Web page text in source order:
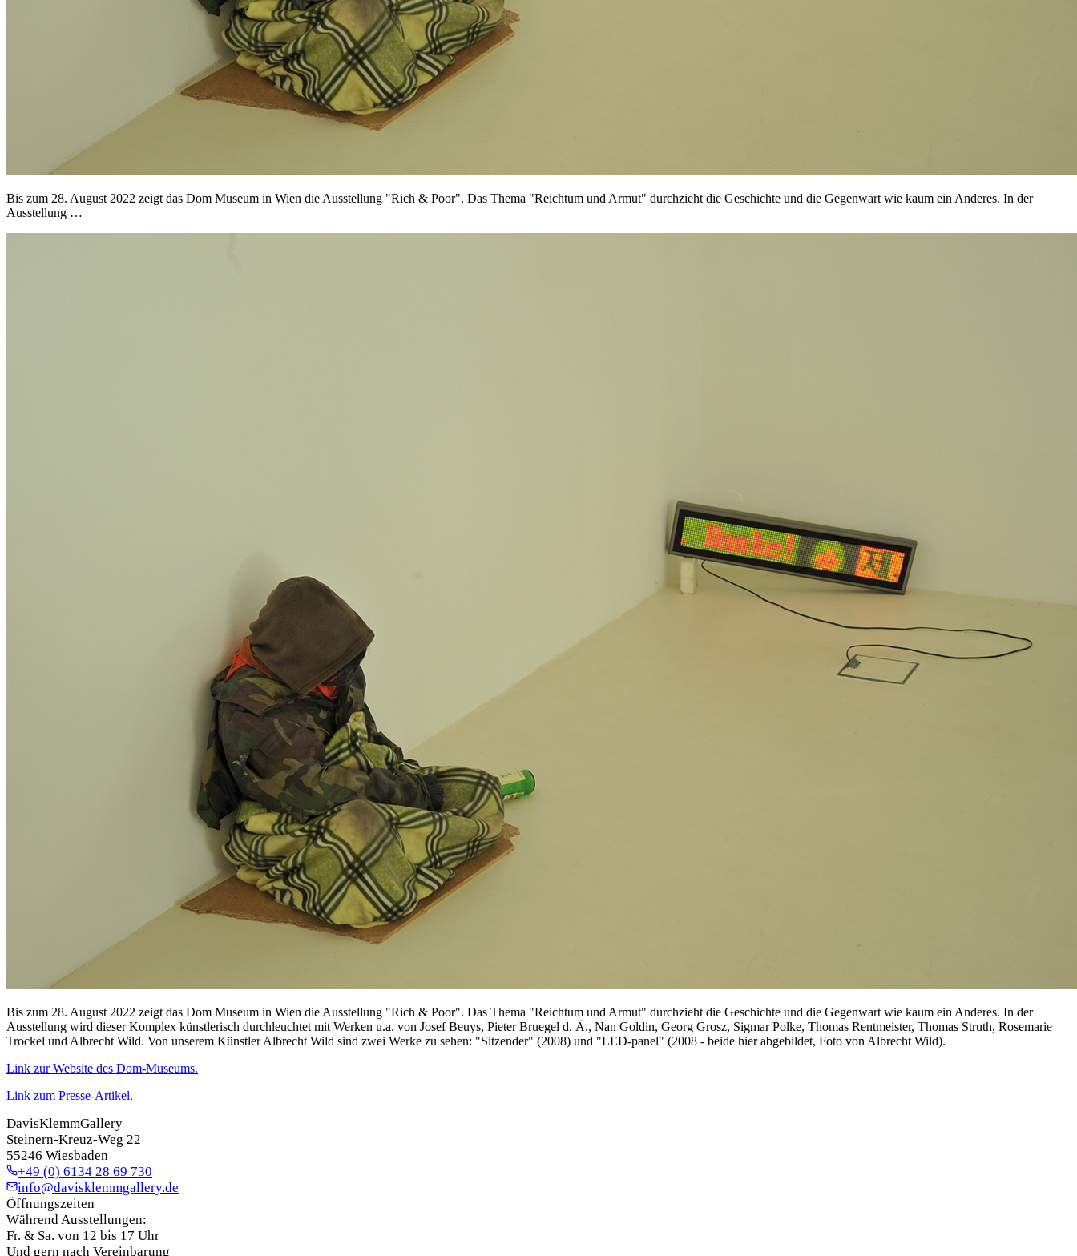
Bis zum 28. August 2022 zeigt das Dom Museum in Wien die Ausstellung "Rich & Poor". Das Thema "Reichtum und Armut" durchzieht die Geschichte und die Gegenwart wie kaum ein Anderes. In der
Ausstellung …
Bis zum 28. August 2022 zeigt das Dom Museum in Wien die Ausstellung "Rich & Poor". Das Thema "Reichtum und Armut" durchzieht die Geschichte und die Gegenwart wie kaum ein Anderes. In der
Ausstellung wird dieser Komplex künstlerisch durchleuchtet mit Werken u.a. von Josef Beuys, Pieter Bruegel d. Ä., Nan Goldin, Georg Grosz, Sigmar Polke, Thomas Rentmeister, Thomas Struth, Rosemarie
Trockel und Albrecht Wild. Von unserem Künstler Albrecht Wild sind zwei Werke zu sehen: "Sitzender" (2008) und "LED-panel" (2008 - beide hier abgebildet, Foto von Albrecht Wild).
Link zur Website des Dom-Museums.
Link zum Presse-Artikel.
DavisKlemmGallery
Steinern-Kreuz-Weg 22
55246 Wiesbaden
+49 (0) 6134 28 69 730
info@davisklemmgallery.de
Öffnungszeiten
Während Ausstellungen:
Fr. & Sa. von 12 bis 17 Uhr
Und gern nach Vereinbarung